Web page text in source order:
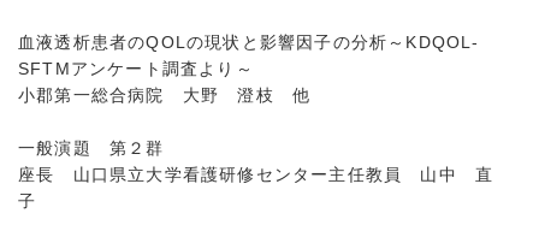
血液透析患者のQOLの現状と影響因子の分析～KDQOL-
SFTMアンケート調査より～
小郡第一総合病院 大野 澄枝 他
一般演題 第２群
座長 山口県立大学看護研修センター主任教員 山中 直
子